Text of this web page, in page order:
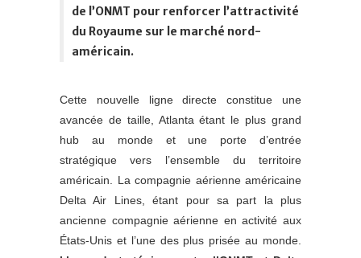
de l’ONMT pour renforcer l’attractivité
du Royaume sur le marché nord-
américain.
Cette nouvelle ligne directe constitue une
avancée de taille, Atlanta étant le plus grand
hub au monde et une porte d’entrée
stratégique vers l’ensemble du territoire
américain. La compagnie aérienne américaine
Delta Air Lines, étant pour sa part la plus
ancienne compagnie aérienne en activité aux
États-Unis et l’une des plus prisée au monde.